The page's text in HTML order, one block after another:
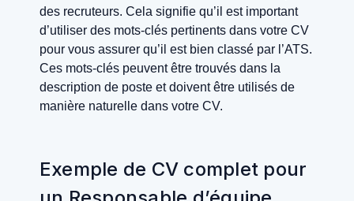
des recruteurs. Cela signifie qu’il est important
d’utiliser des mots-clés pertinents dans votre CV
pour vous assurer qu’il est bien classé par l’ATS.
Ces mots-clés peuvent être trouvés dans la
description de poste et doivent être utilisés de
manière naturelle dans votre CV.
Exemple de CV complet pour